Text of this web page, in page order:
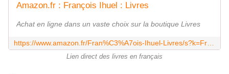
Amazon.fr : François Ihuel : Livres
Achat en ligne dans un vaste choix sur la boutique Livres
Lien direct des livres en français